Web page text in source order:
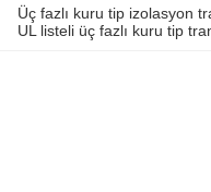
Üç fazlı kuru tip izolasyon
UL listeli üç fazlı kuru tip